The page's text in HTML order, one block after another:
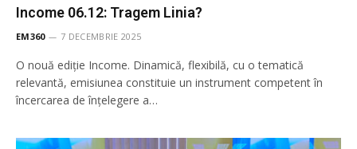
Income 06.12: Tragem Linia?
EM360 7 DECEMBRIE 2025
O nouă ediție Income. Dinamică, flexibilă, cu o tematică
relevantă, emisiunea constituie un instrument competent în
încercarea de înţelegere a…